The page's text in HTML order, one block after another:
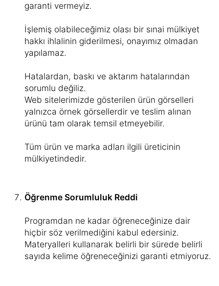
garanti vermeyiz.
İşlemiş olabileceğimiz olası bir sınai mülkiyet
hakkı ihlalinin giderilmesi, onayımız olmadan
yapılamaz.
Hatalardan, baskı ve aktarım hatalarından
sorumlu değiliz.
Web sitelerimizde gösterilen ürün görselleri
yalnızca örnek görsellerdir ve teslim alınan
ürünü tam olarak temsil etmeyebilir.
Tüm ürün ve marka adları ilgili üreticinin
mülkiyetindedir.
Öğrenme Sorumluluk Reddi
Programdan ne kadar öğreneceğinize dair
hiçbir söz verilmediğini kabul edersiniz.
Materyalleri kullanarak belirli bir sürede belirli
sayıda kelime öğreneceğinizi garanti etmiyoruz.